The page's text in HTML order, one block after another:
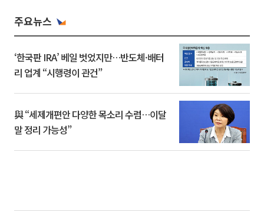
주요뉴스
‘한국판 IRA’ 베일 벗었지만…반도체·배터
리 업계 “시행령이 관건”
與 “세제개편안 다양한 목소리 수렴…이달
말 정리 가능성”